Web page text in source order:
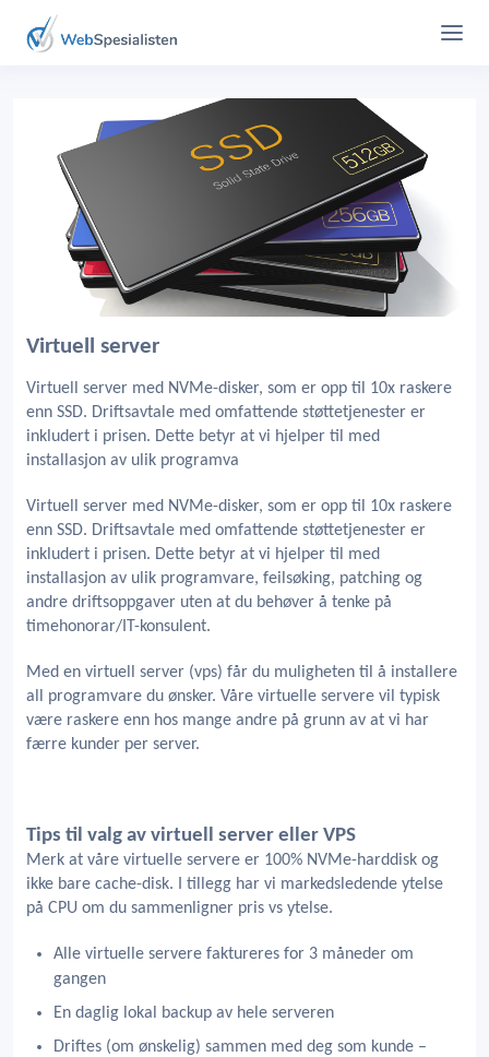
Virtuell server
Virtuell server med NVMe-disker, som er opp til 10x raskere
enn SSD. Driftsavtale med omfattende støttetjenester er
inkludert i prisen. Dette betyr at vi hjelper til med
installasjon av ulik programva
Virtuell server med NVMe-disker, som er opp til 10x raskere
enn SSD. Driftsavtale med omfattende støttetjenester er
inkludert i prisen. Dette betyr at vi hjelper til med
installasjon av ulik programvare, feilsøking, patching og
andre driftsoppgaver uten at du behøver å tenke på
timehonorar/IT-konsulent.
Med en virtuell server (vps) får du muligheten til å installere
all programvare du ønsker. Våre virtuelle servere vil typisk
være raskere enn hos mange andre på grunn av at vi har
færre kunder per server.
Tips til valg av virtuell server eller VPS
Merk at våre virtuelle servere er 100% NVMe-harddisk og
ikke bare cache-disk. I tillegg har vi markedsledende ytelse
på CPU om du sammenligner pris vs ytelse.
Alle virtuelle servere faktureres for 3 måneder om
gangen
En daglig lokal backup av hele serveren
Driftes (om ønskelig) sammen med deg som kunde –